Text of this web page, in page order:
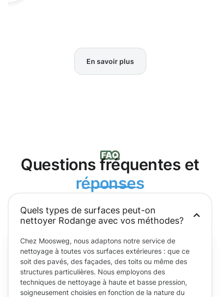
En savoir plus
Questions fréquentes et
réponses
Quels types de surfaces peut-on
nettoyer Rodange avec vos méthodes?
Chez Moosweg, nous adaptons notre service de
nettoyage à toutes vos surfaces extérieures : que ce
soit des pavés, des façades, des toits ou même des
structures particulières. Nous employons des
techniques de nettoyage à haute et basse pression,
soigneusement choisies en fonction de la nature du